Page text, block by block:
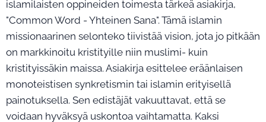
islamilaisten oppineiden toimesta tärkeä asiakirja,
"Common Word - Yhteinen Sana". Tämä islamin
missionaarinen selonteko tiivistää vision, jota jo pitkään
on markkinoitu kristityille niin muslimi- kuin
kristityissäkin maissa. Asiakirja esittelee eräänlaisen
monoteistisen synkretismin tai islamin erityisellä
painotuksella. Sen edistäjät vakuuttavat, että se
voidaan hyväksyä uskontoa vaihtamatta. Kaksi